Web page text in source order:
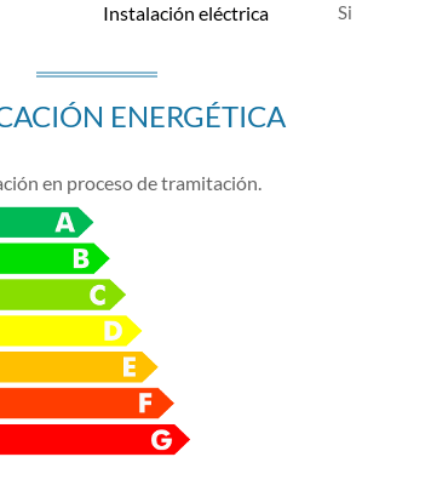
Instalación eléctrica
ENERGÉTICA
en proceso de tramitación.